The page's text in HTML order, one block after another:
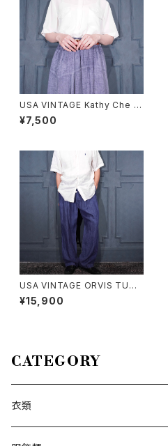
USA VINTAGE Kathy Che L
ACE COLLAR POCKET DESI
GN HALF SLEEVE SHIRT/ア
¥7,500
USA VINTAGE ORVIS TUCK
DESIGN LINEN100% SLACK
S PANTS/アメリカ古着タックデ
¥15,900
CATEGORY
衣類